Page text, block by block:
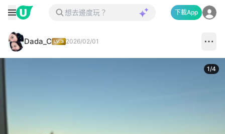
下載App
Dada_C 2026/02/01
1/4